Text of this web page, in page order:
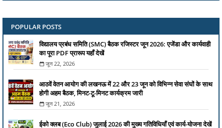
POPULAR POSTS
विद्यालय प्रबंध समिति (SMC) बैठक रजिस्टर जून 2026: एजेंडा और कार्यवाही
का पूरा PDF प्रारूप यहाँ देखें
जून 22, 2026
आठवें वेतन आयोग की लखनऊ में 22 और 23 जून को विभिन्न सेवा संघों के साथ
होगी अहम बैठक, मिनट-टू-मिनट कार्यक्रम जारी
जून 21, 2026
ईको क्लब (Eco Club) जुलाई 2026 की मुख्य गतिविधियाँ एवं कार्य-योजना देखें